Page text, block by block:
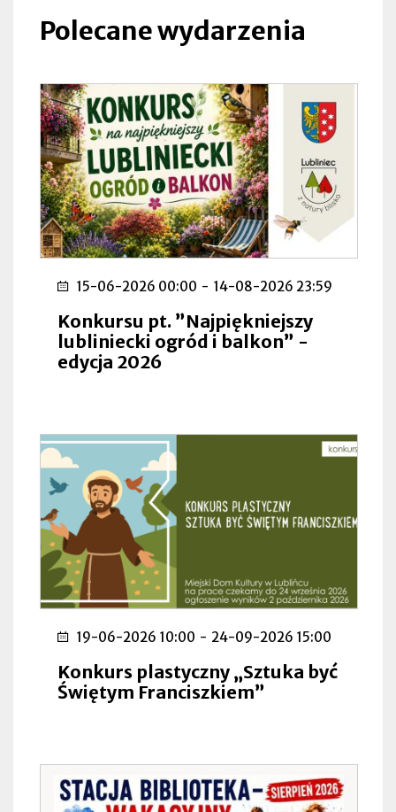
zakładce
Polecane wydarzenia
15-06-2026 00:00 - 14-08-2026 23:59
Konkursu pt. ”Najpiękniejszy
lubliniecki ogród i balkon” -
edycja 2026
19-06-2026 10:00 - 24-09-2026 15:00
Konkurs plastyczny „Sztuka być
Świętym Franciszkiem”